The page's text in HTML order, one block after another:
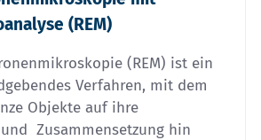
(REM)
(REM) ist ein
Verfahren, mit dem
Objekte auf ihre
Zusammensetzung hin